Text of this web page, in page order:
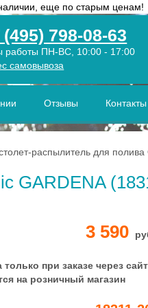
еще по старым ценам!
(495) 798-08-63
работы ПН-ВС, 10:00 - 17:00
самовывоза
Отзывы Контакты
распылитель для полива
GARDENA
3 590
при заказе через сайт
на розничный магазин